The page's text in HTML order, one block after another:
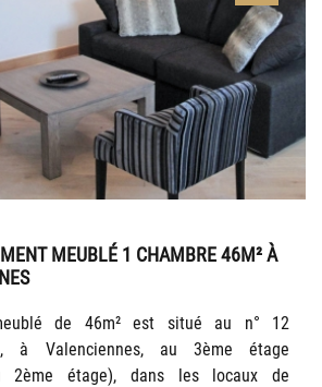
MEUBLÉ 1 CHAMBRE 46M² À
de 46m² est situé au n° 12
à Valenciennes, au 3ème étage
2ème étage), dans les locaux de